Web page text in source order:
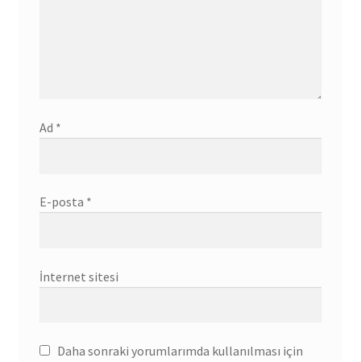
Ad *
E-posta *
İnternet sitesi
Daha sonraki yorumlarımda kullanılması için